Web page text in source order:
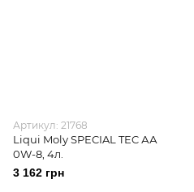
Артикул: 21768
Liqui Moly SPECIAL TEC АА
0W-8, 4л.
3 162 грн